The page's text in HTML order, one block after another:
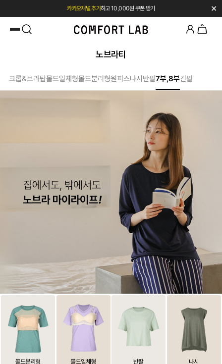
카카오채널 추가하고 10,000원 쿠폰 받기
첫 구매 시 베스트셀러 50% 즉시 할인
✕
노브라티
크롭&브라탑몰드일체형몰드분리형원피스나시반팔7부,8부긴팔